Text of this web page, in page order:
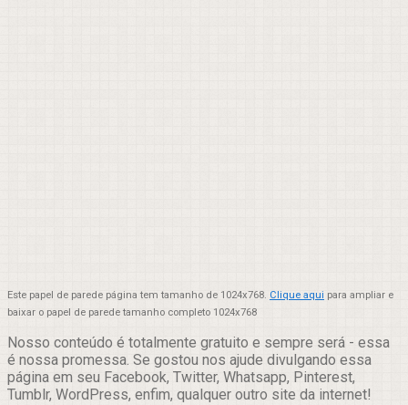
Este papel de parede página tem tamanho de 1024x768. Clique aqui para ampliar e
baixar o papel de parede tamanho completo 1024x768
Nosso conteúdo é totalmente gratuito e sempre será - essa
é nossa promessa. Se gostou nos ajude divulgando essa
página em seu Facebook, Twitter, Whatsapp, Pinterest,
Tumblr, WordPress, enfim, qualquer outro site da internet!